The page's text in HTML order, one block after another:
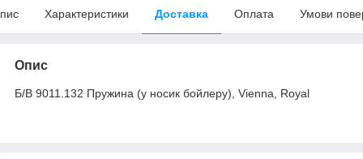
Характеристики Доставка Оплата Умови
Опис
Б/В 9011.132 Пружина (у носик бойлеру), Vienna, Royal